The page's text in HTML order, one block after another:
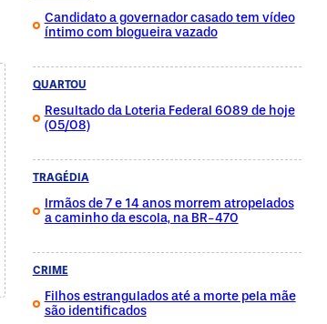
Candidato a governador casado tem vídeo
íntimo com blogueira vazado
QUARTOU
Resultado da Loteria Federal 6089 de hoje
(05/08)
TRAGÉDIA
Irmãos de 7 e 14 anos morrem atropelados
a caminho da escola, na BR-470
CRIME
Filhos estrangulados até a morte pela mãe
são identificados